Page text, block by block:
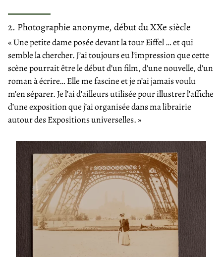
2. Photographie anonyme, début du XXe siècle
« Une petite dame posée devant la tour Eiffel … et qui
semble la chercher. J’ai toujours eu l’impression que cette
scène pourrait être le début d’un film, d’une nouvelle, d’un
roman à écrire… Elle me fascine et je n’ai jamais voulu
m’en séparer. Je l’ai d’ailleurs utilisée pour illustrer l’affiche
d’une exposition que j’ai organisée dans ma librairie
autour des Expositions universelles. »